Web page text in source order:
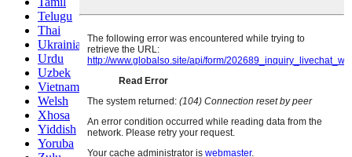
Telugu
Thai
Ukrainian
Urdu
Uzbek
Vietnamese
Welsh
Xhosa
Yiddish
Yoruba